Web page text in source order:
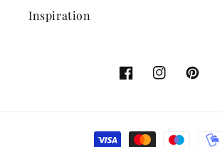
Inspiration
FacebookInstagramPinterest
Betalingsmetoder